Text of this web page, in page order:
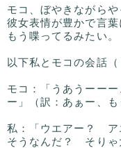
モコ、ぼやきながら
彼女表情が豊かで言
もう喋ってるみたい。
以下私とモコの会話（
モコ：「うあうーー
ー」（訳：あぁー、
私：「ウエアー？ ア
そうなんだ？ そりゃ